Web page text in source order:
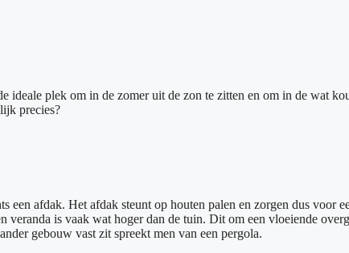
plek om in de zomer uit de zon te zitten en om in de wat
precies?
een afdak. Het afdak steunt op houten palen en zorgen dus voor
veranda is vaak wat hoger dan de tuin. Dit om een vloeiende
gebouw vast zit spreekt men van een pergola.